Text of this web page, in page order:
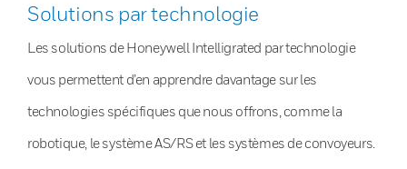
Solutions par technologie
Les solutions de Honeywell Intelligrated par technologie
vous permettent d’en apprendre davantage sur les
technologies spécifiques que nous offrons, comme la
robotique, le système AS/RS et les systèmes de convoyeurs.